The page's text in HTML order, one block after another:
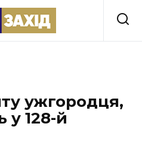
ужгородця,
у 128-й